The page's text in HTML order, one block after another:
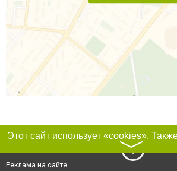
〉
Реклама на сайте